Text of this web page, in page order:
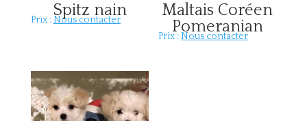
Spitz nain
Prix :Nous contacter
Maltais Coréen
Pomeranian
Prix :Nous contacter